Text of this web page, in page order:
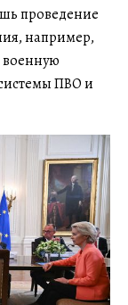
проведение
например,
военную
ПВО и